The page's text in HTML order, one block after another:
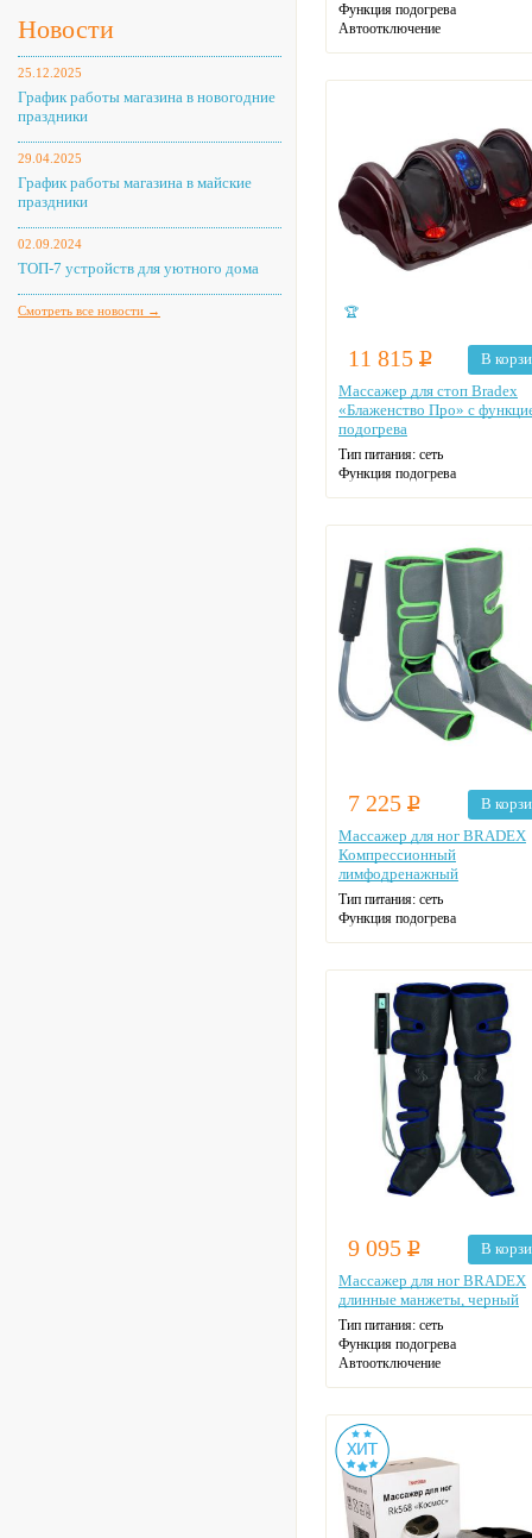
Новости
25.12.2025
График работы магазина в новогодние
праздники
29.04.2025
График работы магазина в майские
праздники
02.09.2024
ТОП-7 устройств для уютного дома
Смотреть все новости →
Функция подогрева
Автоотключение
🏆
11 815 Р
В
Массажер для стоп Bradex
«Блаженство Про» с
подогрева
Тип питания: сеть
Функция подогрева
7 225 Р
В
Массажер для ног BRADEX
Компрессионный
лимфодренажный
Тип питания: сеть
Функция подогрева
9 095 Р
В
Массажер для ног BRADEX
длинные манжеты, черный
Тип питания: сеть
Функция подогрева
Автоотключение